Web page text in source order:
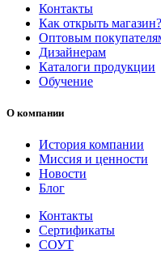
Контакты
Как открыть магазин?
Оптовым
Дизайнерам
Каталоги продукции
Обучение
О компании
История компании
Миссия и ценности
Новости
Блог
Контакты
Сертификаты
СОУТ